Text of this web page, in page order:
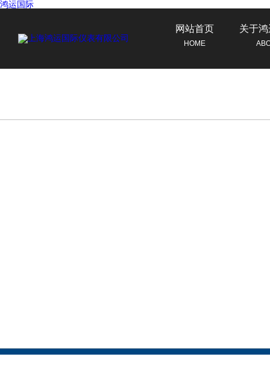
鸿运国际
网站首页
HOME
关于